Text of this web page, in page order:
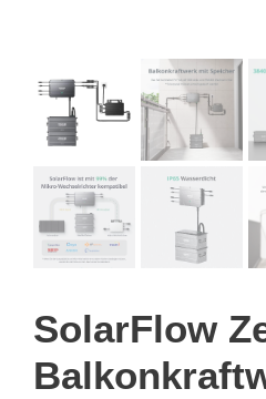
SolarFlow